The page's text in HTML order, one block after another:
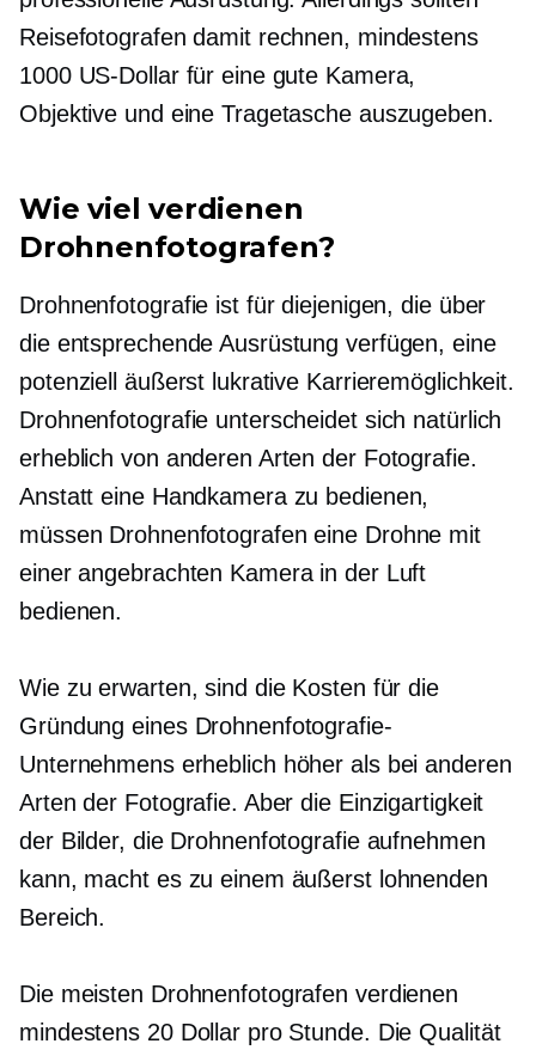
Reisefotografen damit rechnen, mindestens
1000 US-Dollar für eine gute Kamera,
Objektive und eine Tragetasche auszugeben.
Wie viel verdienen
Drohnenfotografen?
Drohnenfotografie ist für diejenigen, die über
die entsprechende Ausrüstung verfügen, eine
potenziell äußerst lukrative Karrieremöglichkeit.
Drohnenfotografie unterscheidet sich natürlich
erheblich von anderen Arten der Fotografie.
Anstatt eine Handkamera zu bedienen,
müssen Drohnenfotografen eine Drohne mit
einer angebrachten Kamera in der Luft
bedienen.
Wie zu erwarten, sind die Kosten für die
Gründung eines Drohnenfotografie-
Unternehmens erheblich höher als bei anderen
Arten der Fotografie. Aber die Einzigartigkeit
der Bilder, die Drohnenfotografie aufnehmen
kann, macht es zu einem äußerst lohnenden
Bereich.
Die meisten Drohnenfotografen verdienen
mindestens 20 Dollar pro Stunde. Die Qualität